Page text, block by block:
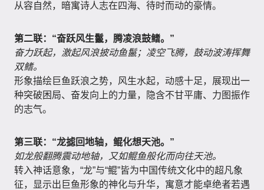
从容自然，暗寓诗人志在四海、待时而动的豪情。
第二联：“奋跃风生鬣，腾凌浪鼓鳍。”
奋力跃起，激起风浪披动鱼鬣；凌空飞腾，鼓动波涛挥舞
双鳍。
形象描绘巨鱼跃浪之势，风生水起，动感十足，展现出一
种突破困局、奋发向上的力量，隐含不甘平庸、力图振作
的志气。
第三联：“龙摅回地轴，鲲化想天池。”
如龙般翻腾震动地轴，又如鲲鱼般化而向往天池。
转入神话意象，“龙”与“鲲”皆为中国传统文化中的超凡象
征，显示出巨鱼形象的神化与升华，寓意才能卓绝者若遇